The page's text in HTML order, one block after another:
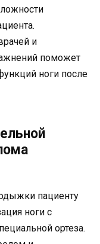
и
поможет
ноги после
пациенту
ноги с
ортеза.